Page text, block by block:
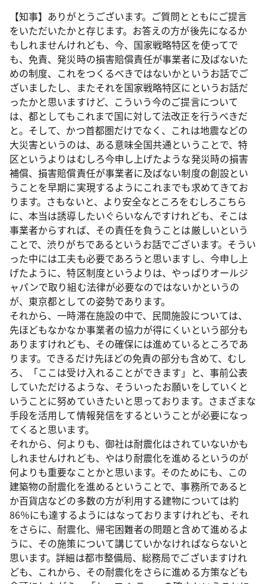
【知事】ありがとうございます。ご質問とともにご提言
をいただいたかと存じます。お答えの方が後先になるか
もしれませんけれども、今、国家戦略特区を使ってで
も、免責、発災時の損害賠償責任が事業者に及ばないた
めの制度、これをつくるべきではないかというお話でご
ざいましたし、またそれを国家戦略特区にというお話だ
ったかと思いますけど、こういう今のご提言について
は、都としてもこれまで国に対して法改正を行うべきだ
と。そして、かつ首都圏だけでなく、これは地震などの
大災害というのは、ある意味全国共通ということで、特
区というよりはむしろ今申し上げたような発災時の損害
補償、損害賠償責任が事業者に及ばない制度の創設とい
うことを早期に実現するようにこれまでも求めてきてお
ります。さもないと、より安全なところをむしろこちら
に、本当は誘導したいぐらいなんですけれども、そこは
事業者からすれば、その責任を負うことは厳しいという
ことで、渋りがちであるというお話でございます。そうい
った中には工夫も必要であろうと思いますし、今申し上
げたように、特区制度というよりは、やっぱりオールジ
ャパンで取り組む法律が必要なのではないかというの
が、東京都としての姿勢であります。
それから、一時滞在施設の中で、民間施設については、
先ほどもなかなか事業者の協力が得にくいという部分も
ありますけれども、その確保には進めているところであ
ります。できるだけ先ほどの免責の部分も含めて、むし
ろ、「ここは受け入れることができます」と、事前公表
していただけるような、そういったお願いをしていくと
いうことに努めていきたいと思っております。さまざまな
手段を活用して情報発信をするということが必要になっ
てくると思います。
それから、何よりも、御社は耐震化はされていないかも
しれませんけれども、やはり耐震化を進めるというのが
何よりも重要なことかと思います。そのためにも、この
建築物の耐震化を進めるということで、事務所であると
か百貨店などの多数の方が利用する建物については約
86％にも達するようにはなっておりますけれども、それ
をさらに、耐震化、帰宅困難者の問題と含めて進めるよ
うに、その施策について講じていかなければならないと
思います。詳細は都市整備局、総務局でございますけれ
ども、これから、その耐震化をさらに進める方策なども